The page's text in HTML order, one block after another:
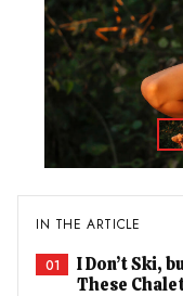
IN THE ARTICLE
01
I Don’t Ski,
These